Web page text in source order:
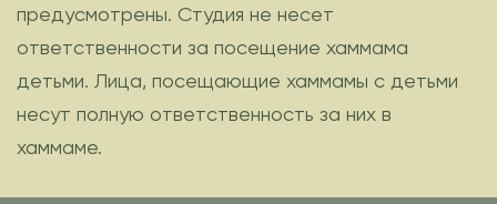
предусмотрены. Студия не несет
ответственности за посещение хаммама
детьми. Лица, посещающие хаммамы с детьми
несут полную ответственность за них в
хаммаме.